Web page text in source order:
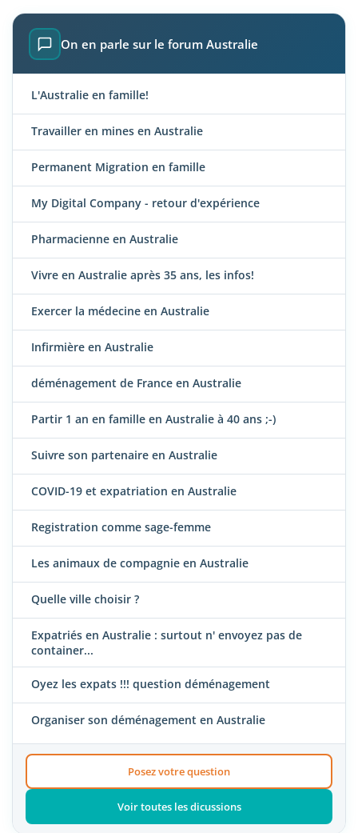
On en parle sur le forum Australie
L'Australie en famille!
Travailler en mines en Australie
Permanent Migration en famille
My Digital Company - retour d'expérience
Pharmacienne en Australie
Vivre en Australie après 35 ans, les infos!
Exercer la médecine en Australie
Infirmière en Australie
déménagement de France en Australie
Partir 1 an en famille en Australie à 40 ans ;-)
Suivre son partenaire en Australie
COVID-19 et expatriation en Australie
Registration comme sage-femme
Les animaux de compagnie en Australie
Quelle ville choisir ?
Expatriés en Australie : surtout n' envoyez pas de
container...
Oyez les expats !!! question déménagement
Organiser son déménagement en Australie
Posez votre question
Voir toutes les dicussions